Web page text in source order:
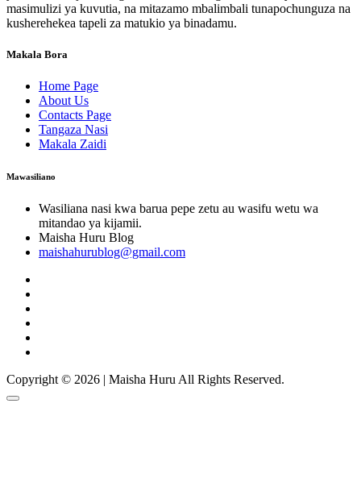
masimulizi ya kuvutia, na mitazamo mbalimbali tunapochunguza na
kusherehekea tapeli za matukio ya binadamu.
Makala Bora
Home Page
About Us
Contacts Page
Tangaza Nasi
Makala Zaidi
Mawasiliano
Wasiliana nasi kwa barua pepe zetu au wasifu wetu wa
mitandao ya kijamii.
Maisha Huru Blog
maishahurublog@gmail.com
Copyright © 2026 | Maisha Huru All Rights Reserved.